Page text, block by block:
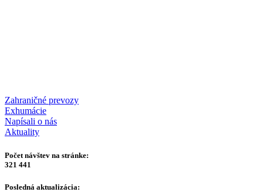
Zahraničné prevozy
Exhumácie
Napísali o nás
Aktuality
Počet návštev na stránke:
321 441
Posledná aktualizácia: